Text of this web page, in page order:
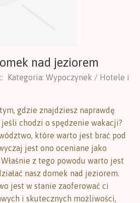
nad jeziorem
::
Kategoria: Wypoczynek / Hotele i
gdzie znajdziesz naprawdę
chodzi o spędzenie wakacji?
które warto jest brać pod
jest ono oceniane jako
z tego powodu warto jest
nasz domek nad jeziorem.
jest w stanie zaoferować ci
i skutecznych możliwości,